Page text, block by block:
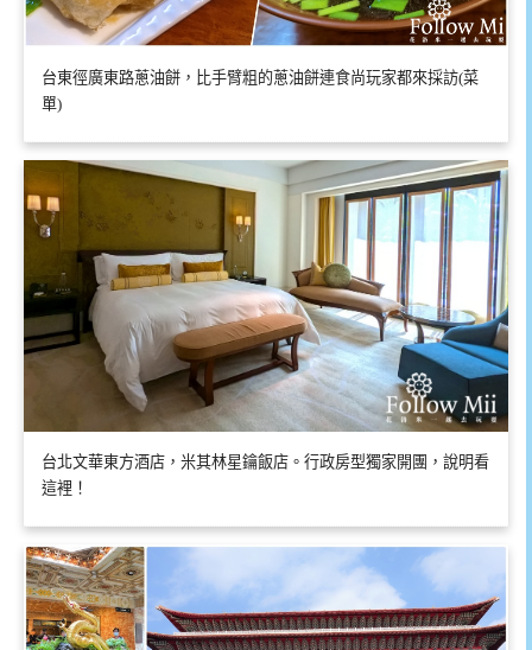
台東徑廣東路蔥油餅，比手臂粗的蔥油餅連食尚玩家都來採訪(菜
單)
台北文華東方酒店，米其林星鑰飯店。行政房型獨家開團，說明看
這裡！